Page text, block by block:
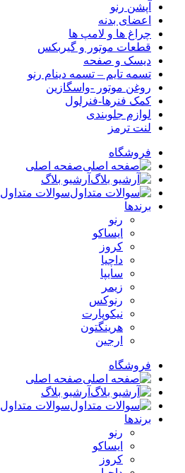
آپشن رنو
اعضای بدنه
چراغ ها و لامپ ها
قطعات موتور و گیربکس
دیسک و صفحه
تسمه تایم – تسمه دینام رنو
روغن موتور -واسگازین
کمک فنرها-فنرلول
لوازم جلوبندی
لنت ترمز
فروشگاه
صفحه اصلی
آرشیو بلاگ
سوالات متداول
برندها
رنو
ایساکو
کروز
داچیا
سایپا
زیمر
رنوکس
نیکوپارت
هرینگتون
ارجین
فروشگاه
صفحه اصلی
آرشیو بلاگ
سوالات متداول
برندها
رنو
ایساکو
کروز